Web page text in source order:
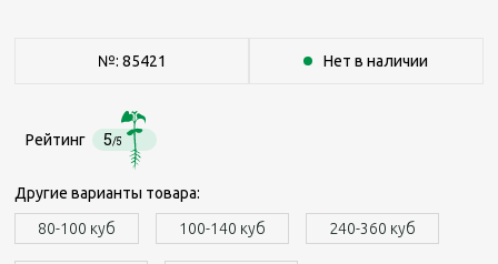
№: 85421 Нет в наличии
Рейтинг 5/5
Другие варианты товара:
80-100 куб
100-140 куб 240-360 куб